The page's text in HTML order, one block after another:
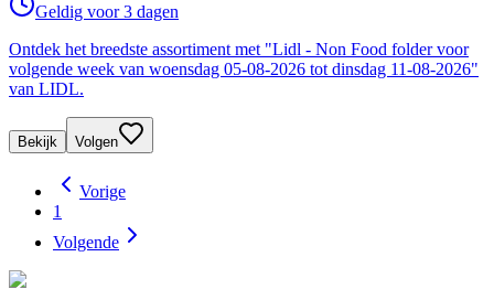
Geldig voor 3 dagen
Ontdek het breedste assortiment met "Lidl - Non Food folder voor
volgende week van woensdag 05-08-2026 tot dinsdag 11-08-2026"
van LIDL.
Bekijk Volgen
Vorige
1
Volgende